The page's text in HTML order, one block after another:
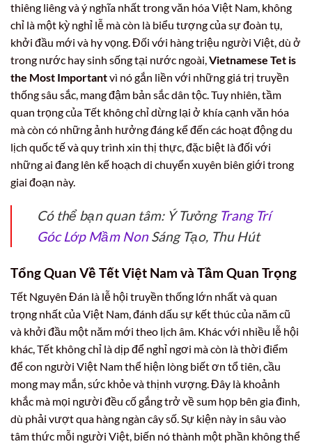
thiêng liêng và ý nghĩa nhất trong văn hóa Việt Nam, không
chỉ là một kỳ nghỉ lễ mà còn là biểu tượng của sự đoàn tụ,
khởi đầu mới và hy vọng. Đối với hàng triệu người Việt, dù ở
trong nước hay sinh sống tại nước ngoài,Vietnamese Tet is
the Most Importantvì nó gắn liền với những giá trị truyền
thống sâu sắc, mang đậm bản sắc dân tộc. Tuy nhiên, tầm
quan trọng của Tết không chỉ dừng lại ở khía cạnh văn hóa
mà còn có những ảnh hưởng đáng kể đến các hoạt động du
lịch quốc tế và quy trình xin thị thực, đặc biệt là đối với
những ai đang lên kế hoạch di chuyển xuyên biên giới trong
giai đoạn này.
Có thể bạn quan tâm: Ý Tưởng Trang Trí
Góc Lớp Mầm NonSáng Tạo, Thu Hút
Tổng Quan Về Tết Việt Nam và Tầm Quan Trọng
Tết Nguyên Đán là lễ hội truyền thống lớn nhất và quan
trọng nhất của Việt Nam, đánh dấu sự kết thúc của năm cũ
và khởi đầu một năm mới theo lịch âm. Khác với nhiều lễ hội
khác, Tết không chỉ là dịp để nghỉ ngơi mà còn là thời điểm
để con người Việt Nam thể hiện lòng biết ơn tổ tiên, cầu
mong may mắn, sức khỏe và thịnh vượng. Đây là khoảnh
khắc mà mọi người đều cố gắng trở về sum họp bên gia đình,
dù phải vượt qua hàng ngàn cây số. Sự kiện này in sâu vào
tâm thức mỗi người Việt, biến nó thành một phần không thể